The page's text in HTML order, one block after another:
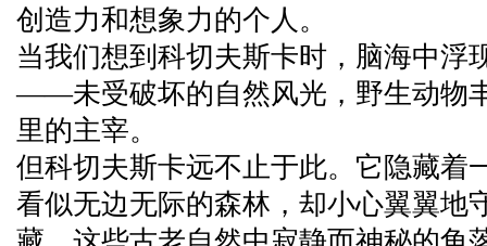
创造力和想象力的个人。
当我们想到科切夫斯卡时，脑海中浮
——未受破坏的自然风光，野生动物
里的主宰。
但科切夫斯卡远不止于此。它隐藏着
看似无边无际的森林，却小心翼翼地